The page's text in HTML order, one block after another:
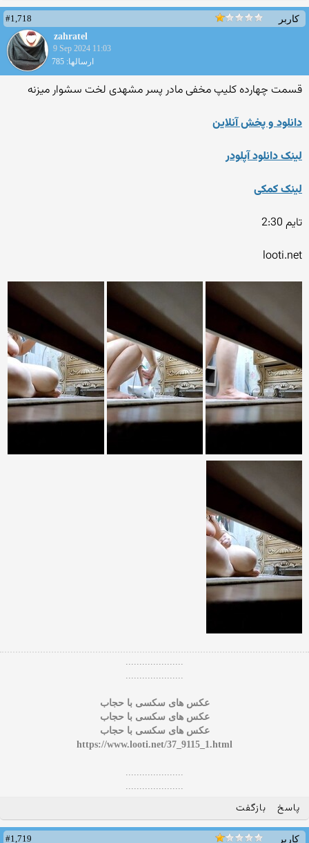
کاربر
#1,718
zahratel
9 Sep 2024 11:03
ارسالها: 785
قسمت چهارده کلیپ مخفی مادر پسر مشهدی لخت سشوار میزنه
دانلود و پخش آنلاین
لینک دانلود آپلودر
لینک کمکی
تایم 2:30
looti.net
.....................
.....................
عکس های سکسی با حجاب
عکس های سکسی با حجاب
عکس های سکسی با حجاب
https://www.looti.net/37_9115_1.html
.....................
.....................
پاسخ بازگفت
کاربر #1,719